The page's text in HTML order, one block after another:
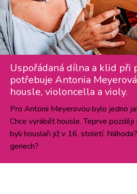
Uspořádaná dílna a klid při
potřebuje Antonia
housle, violoncella a violy.
Pro Antonii Meyerovou bylo jedno
Chce vyrábět housle. Teprve
byli houslaři již v 16. století.
genech?